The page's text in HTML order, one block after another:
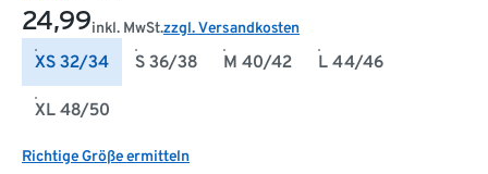
24,99inkl. MwSt.zzgl. Versandkosten
XS 32/34 S 36/38 M 40/42 L 44/46
XL 48/50
Richtige Größe ermitteln